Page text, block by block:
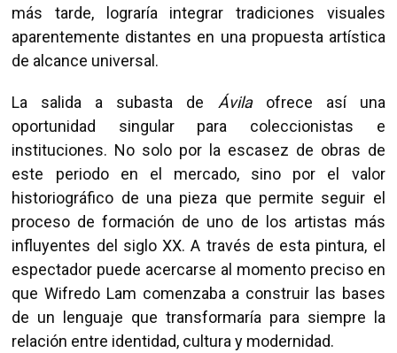
más tarde, lograría integrar tradiciones visuales
aparentemente distantes en una propuesta artística
de alcance universal.
La salida a subasta de Ávilaofrece así una
oportunidad singular para coleccionistas e
instituciones. No solo por la escasez de obras de
este periodo en el mercado, sino por el valor
historiográfico de una pieza que permite seguir el
proceso de formación de uno de los artistas más
influyentes del siglo XX. A través de esta pintura, el
espectador puede acercarse al momento preciso en
que Wifredo Lam comenzaba a construir las bases
de un lenguaje que transformaría para siempre la
relación entre identidad, cultura y modernidad.